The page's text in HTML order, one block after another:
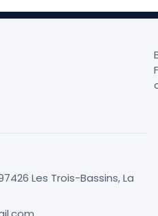
Les Trois-Bassins, La